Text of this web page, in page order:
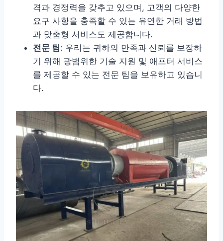
격과 경쟁력을 갖추고 있으며, 고객의 다양한
요구 사항을 충족할 수 있는 유연한 거래 방법
과 맞춤형 서비스도 제공합니다.
전문 팀: 우리는 귀하의 만족과 신뢰를 보장하
기 위해 광범위한 기술 지원 및 애프터 서비스
를 제공할 수 있는 전문 팀을 보유하고 있습니
다.